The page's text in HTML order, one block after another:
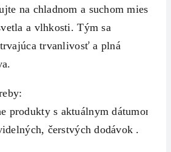
na chladnom a suchom mieste
a vlhkosti. Tým sa
trvanlivosť a plná
produkty s aktuálnym dátumom
čerstvých dodávok .